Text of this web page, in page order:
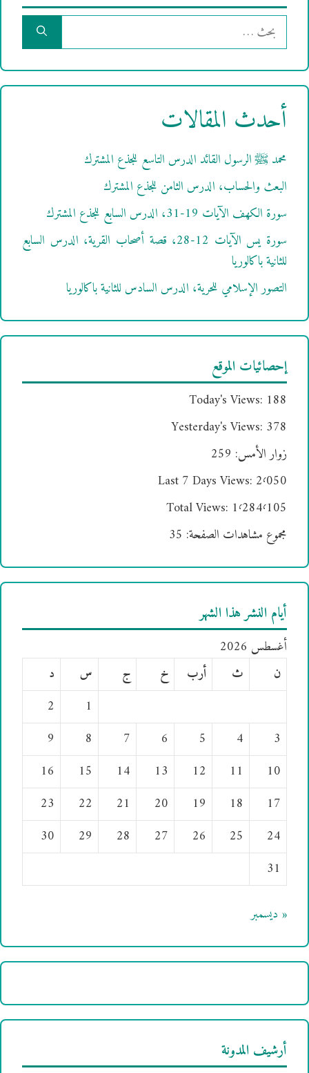
البحث
عن:
أحدث المقالات
محمد ﷺ الرسول القائد الدرس التاسع للجذع المشترك
البعث والحساب، الدرس الثامن للجذع المشترك
سورة الكهف الآيات 19-31، الدرس السابع للجذع المشترك
سورة يس الآيات 12-28، قصة أصحاب القرية، الدرس السابع
للثانية باكالوريا
التصور الإسلامي للحرية، الدرس السادس للثانية باكالوريا
إحصائيات الموقع
Today's Views: 188
Yesterday's Views: 378
زوار الأمس: 259
Last 7 Days Views: 2٬050
Total Views: 1٬284٬105
مجموع مشاهدات الصفحة: 35
أيام النشر هذا الشهر
أغسطس 2026
ن
ث أرب خ ج س
د
1
2
3
4
5
6
7
8
9
10
11
12
13
14
15
16
17
18
19
20
21
22
23
24
25
26
27
28
29
30
31
« ديسمبر
أرشيف المدونة